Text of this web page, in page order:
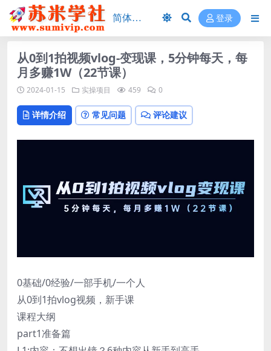
登录
从0到1拍视频vlog-变现课，5分钟每天，每
月多赚1W（22节课）
2024-01-15 实操项目 459 0
详情介绍 常见问题 评论建议
0基础/0经验/一部手机/一个人
从0到1拍vlog视频，新手课
课程大纲
part1准备篇